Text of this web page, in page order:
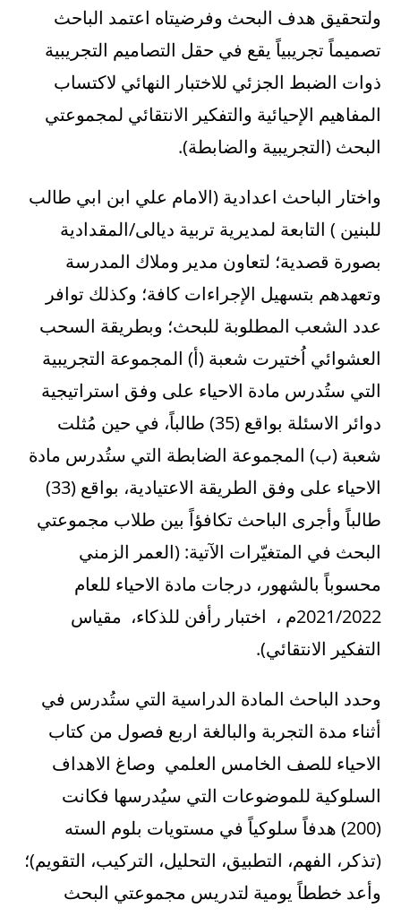
ولتحقيق هدف البحث وفرضيتاه اعتمد الباحث
تصميماً تجريبياً يقع في حقل التصاميم التجريبية
ذوات الضبط الجزئي للاختبار النهائي لاكتساب
المفاهيم الإحيائية والتفكير الانتقائي لمجموعتي
البحث (التجريبية والضابطة).
واختار الباحث اعدادية (الامام علي ابن ابي طالب
للبنين ) التابعة لمديرية تربية ديالى/المقدادية
بصورة قصدية؛ لتعاون مدير وملاك المدرسة
وتعهدهم بتسهيل الإجراءات كافة؛ وكذلك توافر
عدد الشعب المطلوبة للبحث؛ وبطريقة السحب
العشوائي اُختيرت شعبة (أ) المجموعة التجريبية
التي ستُدرس مادة الاحياء على وفق استراتيجية
دوائر الاسئلة بواقع (35) طالباً، في حين مُثلت
شعبة (ب) المجموعة الضابطة التي ستُدرس مادة
الاحياء على وفق الطريقة الاعتيادية، بواقع (33)
طالباً وأجرى الباحث تكافؤاً بين طلاب مجموعتي
البحث في المتغيّرات الآتية: (العمر الزمني
محسوباً بالشهور، درجات مادة الاحياء للعام
2021/2022م ، اختبار رأفن للذكاء، مقياس
التفكير الانتقائي).
وحدد الباحث المادة الدراسية التي ستُدرس في
أثناء مدة التجربة والبالغة اربع فصول من كتاب
الاحياء للصف الخامس العلمي وصاغ الاهداف
السلوكية للموضوعات التي سيُدرسها فكانت
(200) هدفاً سلوكياً في مستويات بلوم السته
(تذكر، الفهم، التطبيق، التحليل، التركيب، التقويم)؛
وأعد خططاً يومية لتدريس مجموعتي البحث